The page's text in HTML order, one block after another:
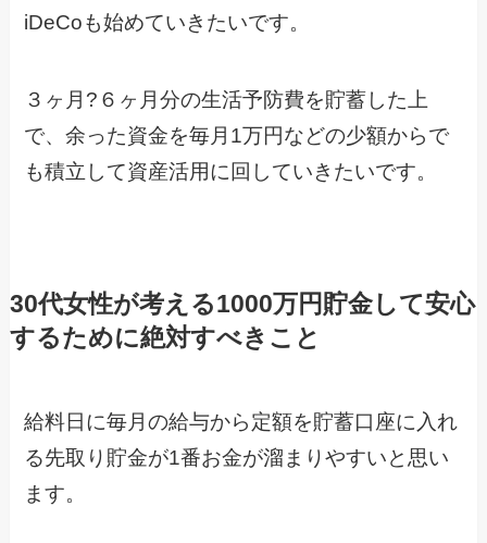
iDeCoも始めていきたいです。
３ヶ月?６ヶ月分の生活予防費を貯蓄した上
で、余った資金を毎月1万円などの少額からで
も積立して資産活用に回していきたいです。
30代女性が考える1000万円貯金して安心
するために絶対すべきこと
給料日に毎月の給与から定額を貯蓄口座に入れ
る先取り貯金が1番お金が溜まりやすいと思い
ます。